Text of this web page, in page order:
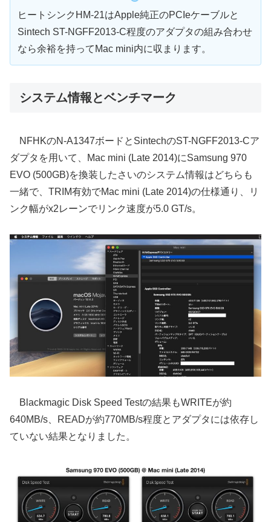
ヒートシンクHM-21はApple純正のPCIeケーブルと
Sintech ST-NGFF2013-C程度のアダプタの組み合わせ
なら余裕を持ってMac mini内に収まります。
システム情報とベンチマーク
NFHKのN-A1347ボードとSintechのST-NGFF2013-Cア
ダプタを用いて、Mac mini (Late 2014)にSamsung 970
EVO (500GB)を換装したさいのシステム情報はどちらも
一緒で、TRIM有効でMac mini (Late 2014)の仕様通り、リ
ンク幅がx2レーンでリンク速度が5.0 GT/s。
Blackmagic Disk Speed Testの結果もWRITEが約
640MB/s、READが約770MB/s程度とアダプタには依存し
ていない結果となりました。